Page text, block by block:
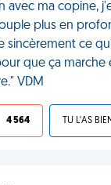
avec ma copine,
plus en
sincèrement ce
que ça marche
VDM
4 564